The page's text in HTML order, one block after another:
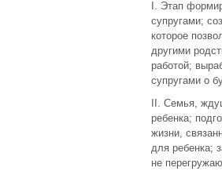
I. Этап
супругами;
которое
другими
работой;
супругами о
II. Семья,
ребенка;
жизни,
для ребенка;
не